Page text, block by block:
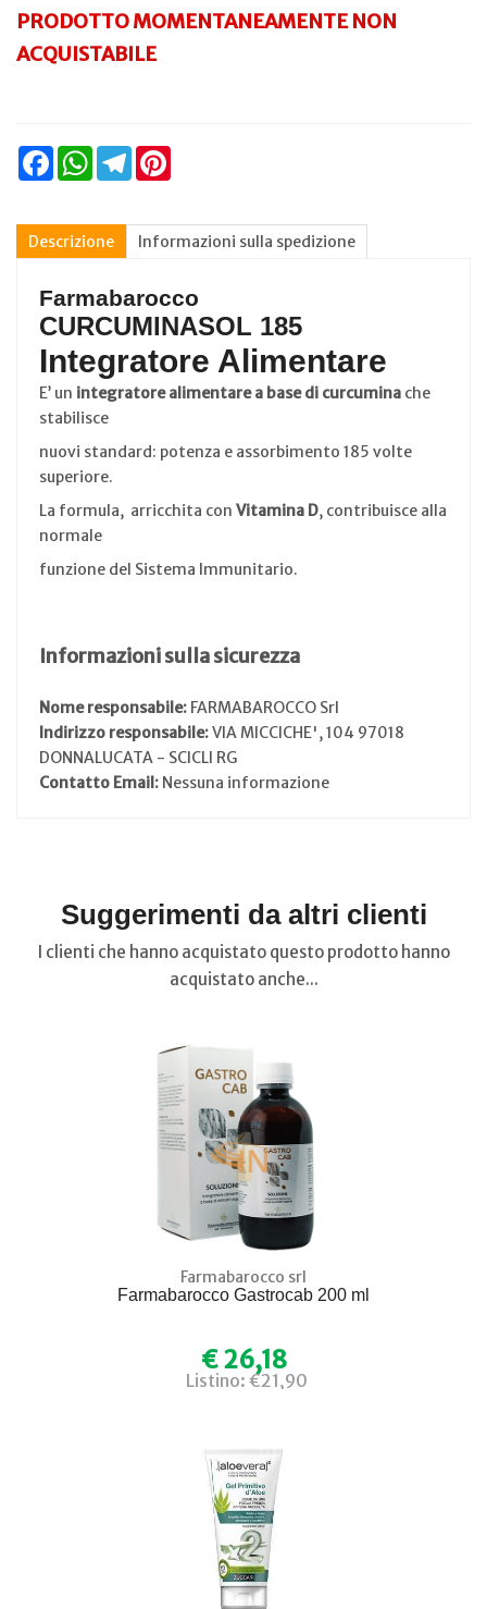
PRODOTTO MOMENTANEAMENTE NON
ACQUISTABILE
FacebookWhatsAppTelegram
Descrizione Informazioni sulla spedizione
Farmabarocco
CURCUMINASOL 185
Integratore Alimentare
E’ un integratore alimentare a base di curcumina che
stabilisce
nuovi standard: potenza e assorbimento 185 volte
superiore.
La formula, arricchita con Vitamina D, contribuisce alla
normale
funzione del Sistema Immunitario.
Informazioni sulla sicurezza
Nome responsabile: FARMABAROCCO Srl
Indirizzo responsabile:VIA MICCICHE', 104 97018
DONNALUCATA - SCICLI RG
Contatto Email: Nessuna informazione
Suggerimenti da altri clienti
I clienti che hanno acquistato questo prodotto hanno
acquistato anche...
Farmabarocco srl
Farmabarocco Gastrocab 200 ml
€ 26,18
Listino: €21,90